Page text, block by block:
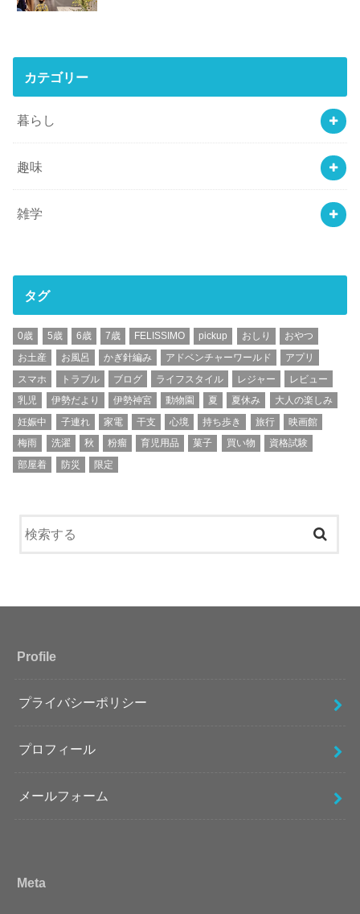
カテゴリー
暮らし
趣味
雑学
タグ
0歳 5歳 6歳 7歳 FELISSIMO pickup おしり
おやつ
お土産
お風呂 かぎ針編み アドベンチャーワールド
アプリ
スマホ
トラブル ブログ ライフスタイル レジャー
レビュー
乳児
伊勢だより 伊勢神宮 動物園 夏 夏休み
大人の楽しみ
妊娠中
子連れ 家電 干支 心境 持ち歩き 旅行
映画館
梅雨
洗濯 秋 粉瘤 育児用品 菓子 買い物
資格試験
部屋着
防災 限定
Profile
プライバシーポリシー
プロフィール
メールフォーム
Meta